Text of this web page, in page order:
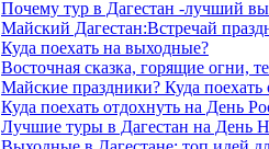
Почему тур в Дагестан -лучший
Майский Дагестан:Встречай
Куда поехать на выходные?
Восточная сказка, горящие огни,
Майские праздники? Куда поехать
Куда поехать отдохнуть на День
Лучшие туры в Дагестан на День